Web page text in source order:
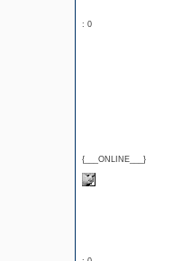
: 0
{___ONLINE___}